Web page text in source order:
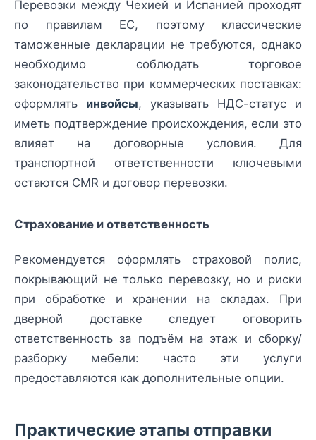
Перевозки между Чехией и Испанией проходят
по правилам ЕС, поэтому классические
таможенные декларации не требуются, однако
необходимо соблюдать торговое
законодательство при коммерческих поставках:
оформлять инвойсы, указывать НДС-статус и
иметь подтверждение происхождения, если это
влияет на договорные условия. Для
транспортной ответственности ключевыми
остаются CMR и договор перевозки.
Страхование и ответственность
Рекомендуется оформлять страховой полис,
покрывающий не только перевозку, но и риски
при обработке и хранении на складах. При
дверной доставке следует оговорить
ответственность за подъём на этаж и сборку/
разборку мебели: часто эти услуги
предоставляются как дополнительные опции.
Практические этапы отправки